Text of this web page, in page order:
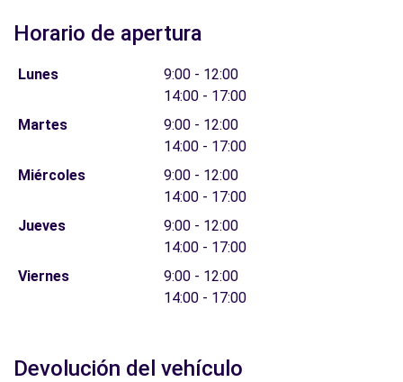
Horario de apertura
Lunes
9:00 - 12:00
14:00 - 17:00
Martes
9:00 - 12:00
14:00 - 17:00
Miércoles
9:00 - 12:00
14:00 - 17:00
Jueves
9:00 - 12:00
14:00 - 17:00
Viernes
9:00 - 12:00
14:00 - 17:00
Devolución del vehículo